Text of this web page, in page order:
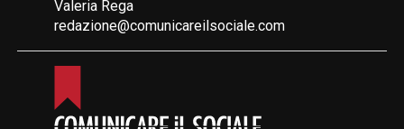
Valeria Rega
redazione@comunicareilsociale.com